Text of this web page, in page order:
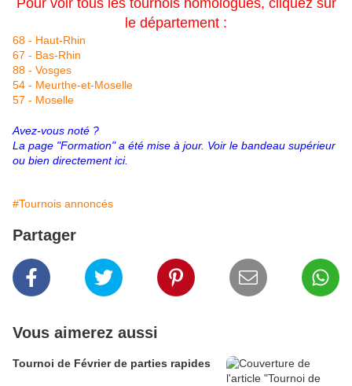
le département :
68 - Haut-Rhin
67 - Bas-Rhin
88 - Vosges
54 - Meurthe-et-Moselle
57 - Moselle
Avez-vous noté ?
La page "Formation" a été mise à jour. Voir le bandeau supérieur
ou bien directementici.
#Tournois annoncés
Partager
Vous aimerez aussi
Tournoi de Février de parties rapides